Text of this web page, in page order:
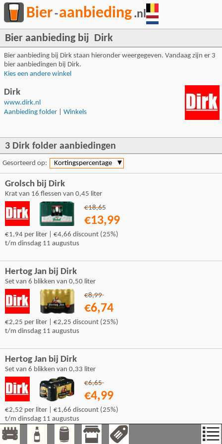
Bier-aanbieding .nl
Bier aanbieding bij Dirk
Bier aanbieding bij Dirk staan hieronder weergegeven. Vandaag zijn er 3
bier aanbiedingen bij Dirk.
Kies een andere winkel
Dirk
www.dirk.nl
Aanbieding folder
Winkels
3 Dirk folder aanbiedingen
Gesorteerd op: Kortingspercentage ▼
Grolsch bij Dirk
Krat van 16 flessen van 0,45 liter
€18,65
€13,99
€1,94 per liter | €4,66 discount (25%)
t/m dinsdag 11 augustus
Hertog Jan bij Dirk
Set van 6 blikken van 0,50 liter
€8,99
€6,74
€2,25 per liter | €2,25 discount (25%)
t/m dinsdag 11 augustus
Hertog Jan bij Dirk
Set van 6 blikken van 0,33 liter
€6,65
€4,99
€2,52 per liter | €1,66 discount (25%)
t/m dinsdag 11 augustus